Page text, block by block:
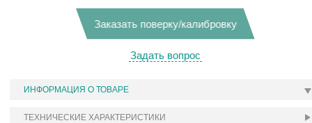
Заказать поверку/калибровку
Задать вопрос
ИНФОРМАЦИЯ О ТОВАРЕ
ТЕХНИЧЕСКИЕ ХАРАКТЕРИСТИКИ